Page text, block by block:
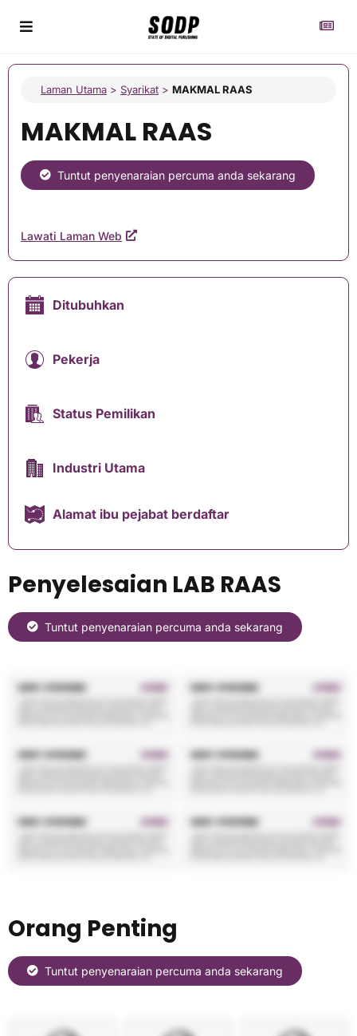
Laman Utama > Syarikat > MAKMAL RAAS
MAKMAL RAAS
Tuntut penyenaraian percuma anda sekarang
Lawati Laman Web
Ditubuhkan
Pekerja
Status Pemilikan
Industri Utama
Alamat ibu pejabat berdaftar
Penyelesaian LAB RAAS
Tuntut penyenaraian percuma anda sekarang
Orang Penting
Tuntut penyenaraian percuma anda sekarang